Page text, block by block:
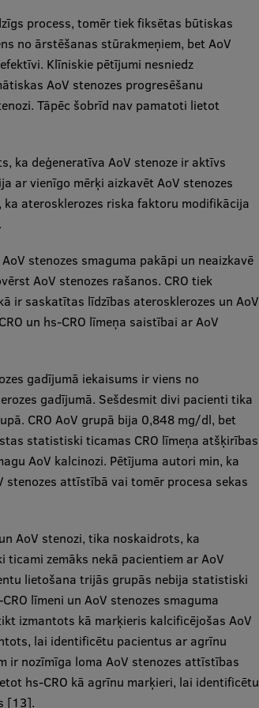
process, tomēr tiek fiksētas būtiskas
no ārstēšanas stūrakmeņiem, bet AoV
Klīniskie pētījumi nesniedz
AoV stenozes progresēšanu
Tāpēc šobrīd nav pamatoti lietot
ka deģeneratīva AoV stenoze ir aktīvs
ar vienīgo mērķi aizkavēt AoV stenozes
aterosklerozes riska faktoru modifikācija
stenozes smaguma pakāpi un neaizkavē
AoV stenozes rašanos. CRO tiek
ir saskatītas līdzības aterosklerozes un AoV
un hs-CRO līmeņa saistībai ar AoV
gadījumā iekaisums ir viens no
gadījumā. Sešdesmit divi pacienti tika
CRO AoV grupā bija 0,848 mg/dl, bet
statistiski ticamas CRO līmeņa atšķirības
AoV kalcinozi. Pētījuma autori min, ka
attīstībā vai tomēr procesa sekas
AoV stenozi, tika noskaidrots, ka
zemāks nekā pacientiem ar AoV
lietošana trijās grupās nebija statistiski
līmeni un AoV stenozes smaguma
izmantots kā marķieris kalcificējošas AoV
lai identificētu pacientus ar agrīnu
ir nozīmīga loma AoV stenozes attīstības
hs-CRO kā agrīnu marķieri, lai identificētu
[13].